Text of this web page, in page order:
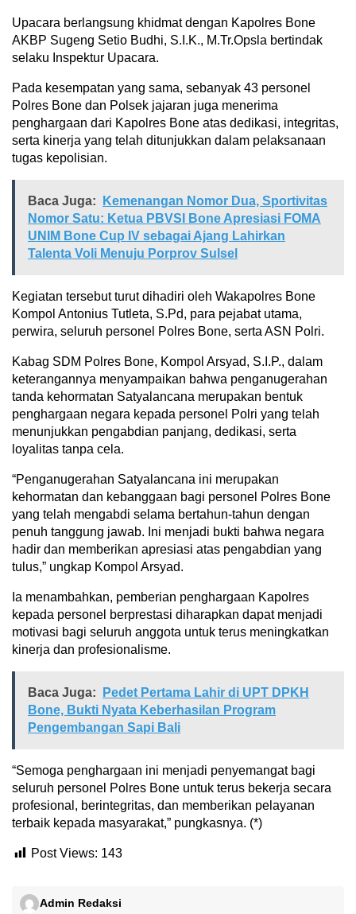
Upacara berlangsung khidmat dengan Kapolres Bone
AKBP Sugeng Setio Budhi, S.I.K., M.Tr.Opsla bertindak
selaku Inspektur Upacara.
Pada kesempatan yang sama, sebanyak 43 personel
Polres Bone dan Polsek jajaran juga menerima
penghargaan dari Kapolres Bone atas dedikasi, integritas,
serta kinerja yang telah ditunjukkan dalam pelaksanaan
tugas kepolisian.
Baca Juga:
Kemenangan Nomor Dua, Sportivitas
Nomor Satu: Ketua PBVSI Bone Apresiasi FOMA
UNIM Bone Cup IV sebagai Ajang Lahirkan
Talenta Voli Menuju Porprov Sulsel
Kegiatan tersebut turut dihadiri oleh Wakapolres Bone
Kompol Antonius Tutleta, S.Pd, para pejabat utama,
perwira, seluruh personel Polres Bone, serta ASN Polri.
Kabag SDM Polres Bone, Kompol Arsyad, S.I.P., dalam
keterangannya menyampaikan bahwa penganugerahan
tanda kehormatan Satyalancana merupakan bentuk
penghargaan negara kepada personel Polri yang telah
menunjukkan pengabdian panjang, dedikasi, serta
loyalitas tanpa cela.
“Penganugerahan Satyalancana ini merupakan
kehormatan dan kebanggaan bagi personel Polres Bone
yang telah mengabdi selama bertahun-tahun dengan
penuh tanggung jawab. Ini menjadi bukti bahwa negara
hadir dan memberikan apresiasi atas pengabdian yang
tulus,” ungkap Kompol Arsyad.
Ia menambahkan, pemberian penghargaan Kapolres
kepada personel berprestasi diharapkan dapat menjadi
motivasi bagi seluruh anggota untuk terus meningkatkan
kinerja dan profesionalisme.
Baca Juga:
Pedet Pertama Lahir di UPT DPKH
Bone, Bukti Nyata Keberhasilan Program
Pengembangan Sapi Bali
“Semoga penghargaan ini menjadi penyemangat bagi
seluruh personel Polres Bone untuk terus bekerja secara
profesional, berintegritas, dan memberikan pelayanan
terbaik kepada masyarakat,” pungkasnya. (*)
Post Views: 143
Admin Redaksi